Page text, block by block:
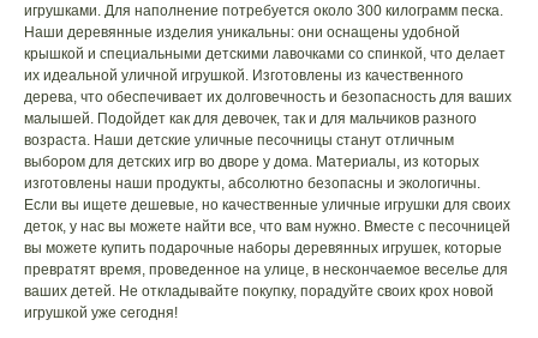
игрушками. Для наполнение потребуется около 300 килограмм песка.
Наши деревянные изделия уникальны: они оснащены удобной
крышкой и специальными детскими лавочками со спинкой, что делает
их идеальной уличной игрушкой. Изготовлены из качественного
дерева, что обеспечивает их долговечность и безопасность для ваших
малышей. Подойдет как для девочек, так и для мальчиков разного
возраста. Наши детские уличные песочницы станут отличным
выбором для детских игр во дворе у дома. Материалы, из которых
изготовлены наши продукты, абсолютно безопасны и экологичны.
Если вы ищете дешевые, но качественные уличные игрушки для своих
деток, у нас вы можете найти все, что вам нужно. Вместе с песочницей
вы можете купить подарочные наборы деревянных игрушек, которые
превратят время, проведенное на улице, в нескончаемое веселье для
ваших детей. Не откладывайте покупку, порадуйте своих крох новой
игрушкой уже сегодня!